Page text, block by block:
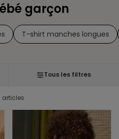
garçon
T-shirt manches longues
Tous les filtres
articles